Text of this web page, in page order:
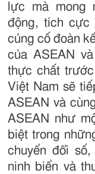
lực mà mong
động, tích cực
củng cố đoàn
của ASEAN
thực chất
Việt Nam sẽ
ASEAN và
ASEAN như
biệt trong
chuyển đổi
ninh biển và